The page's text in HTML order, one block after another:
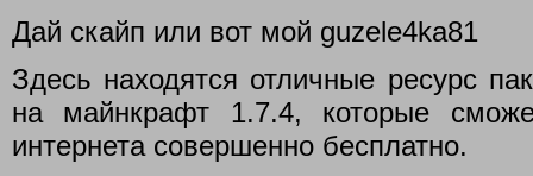
Дай скайп или вот мой guzele4ka81
Здесь находятся отличные ресурс
на майнкрафт 1.7.4, которые
интернета совершенно бесплатно.